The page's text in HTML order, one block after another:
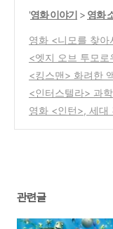
'영화 이야기 > 영화
영화 <니모를 찾
<엣지 오브 투모로
<킹스맨> 화려한
<인터스텔라> 과
영화
(2)
영화 <인턴>, 세대
관련글